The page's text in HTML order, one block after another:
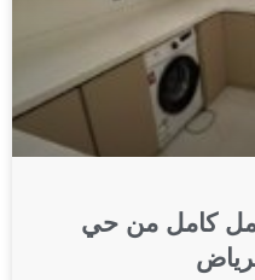
كامل من حي